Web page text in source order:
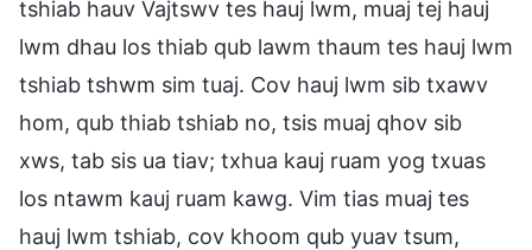
tshiab hauv Vajtswv tes hauj lwm, muaj tej hauj
lwm dhau los thiab qub lawm thaum tes hauj lwm
tshiab tshwm sim tuaj. Cov hauj lwm sib txawv
hom, qub thiab tshiab no, tsis muaj qhov sib
xws, tab sis ua tiav; txhua kauj ruam yog txuas
los ntawm kauj ruam kawg. Vim tias muaj tes
hauj lwm tshiab, cov khoom qub yuav tsum,